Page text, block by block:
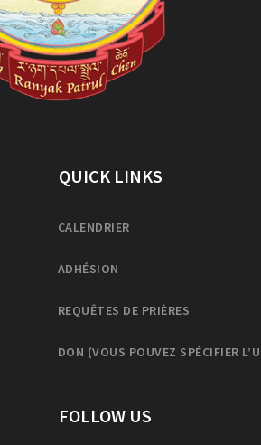
QUICK LINKS
CALENDRIER
ADHÉSION
REQUÊTES DE PRIÈRES
DON (VOUS POUVEZ SPÉCIFIER
FOLLOW US